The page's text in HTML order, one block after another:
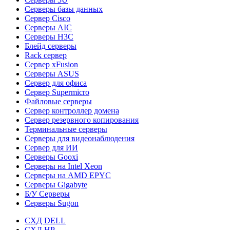
Серверы базы данных
Сервер Cisco
Серверы AIC
Серверы H3C
Блейд серверы
Rack сервер
Сервер xFusion
Серверы ASUS
Сервер для офиса
Сервер Supermicro
Файловые серверы
Сервер контроллер домена
Сервер резервного копирования
Терминальные серверы
Серверы для видеонаблюдения
Сервер для ИИ
Серверы Gooxi
Серверы на Intel Xeon
Серверы на AMD EPYC
Серверы Gigabyte
Б/У Серверы
Серверы Sugon
СХД DELL